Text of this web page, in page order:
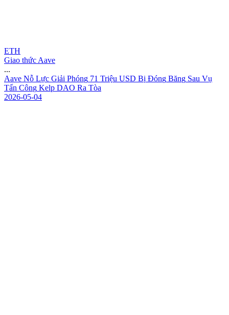
ETH
Giao thức Aave
...
Aave Nỗ Lực Giải Phóng 71 Triệu USD Bị Đóng Băng Sau Vụ
Tấn Công Kelp DAO Ra Tòa
2026-05-04